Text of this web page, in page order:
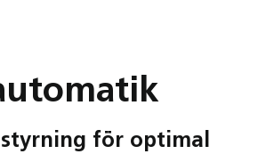
styrning för optimal